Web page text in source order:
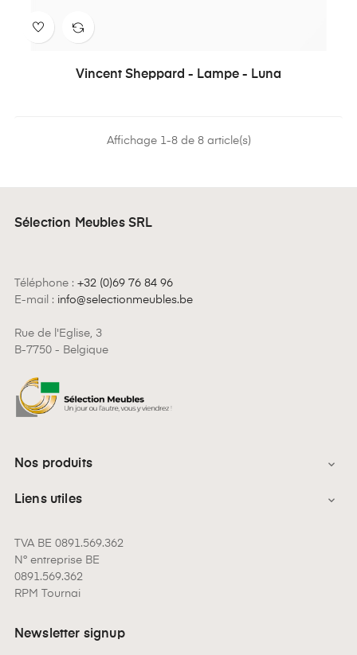
Vincent Sheppard - Lampe - Luna
Affichage 1-8 de 8 article(s)
Sélection Meubles SRL
Téléphone : +32 (0)69 76 84 96
E-mail : info@selectionmeubles.be
Rue de l'Eglise, 3
B-7750 - Belgique
Nos produits 
Liens utiles 
TVA BE 0891.569.362
N° entreprise BE
0891.569.362
RPM Tournai
Newsletter signup